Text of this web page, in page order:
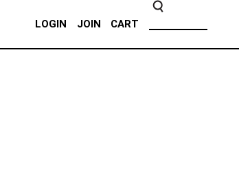
LOGIN JOIN CART